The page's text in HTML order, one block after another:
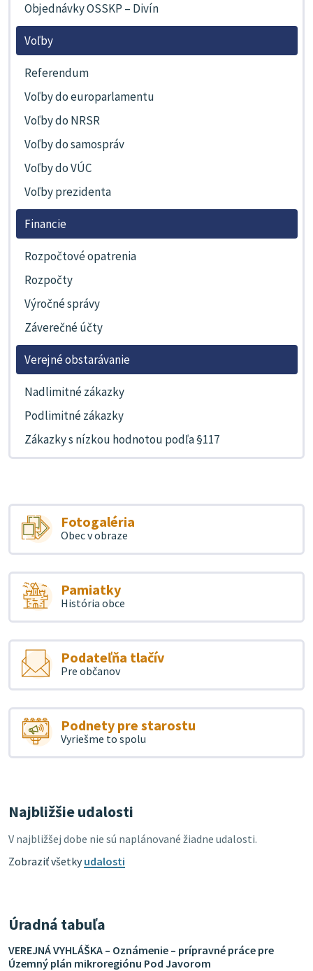
Objednávky OSSKP – Divín
Voľby
Referendum
Voľby do europarlamentu
Voľby do NRSR
Voľby do samospráv
Voľby do VÚC
Voľby prezidenta
Financie
Rozpočtové opatrenia
Rozpočty
Výročné správy
Záverečné účty
Verejné obstarávanie
Nadlimitné zákazky
Podlimitné zákazky
Zákazky s nízkou hodnotou podľa §117
Fotogaléria
Obec v obraze
Pamiatky
História obce
Podateľňa tlačív
Pre občanov
Podnety pre starostu
Vyriešme to spolu
Najbližšie udalosti
V najbližšej dobe nie sú naplánované žiadne udalosti.
Zobraziť všetkyudalosti
Úradná tabuľa
VEREJNÁ VYHLÁŠKA – Oznámenie – prípravné práce pre
Územný plán mikroregiónu Pod Javorom